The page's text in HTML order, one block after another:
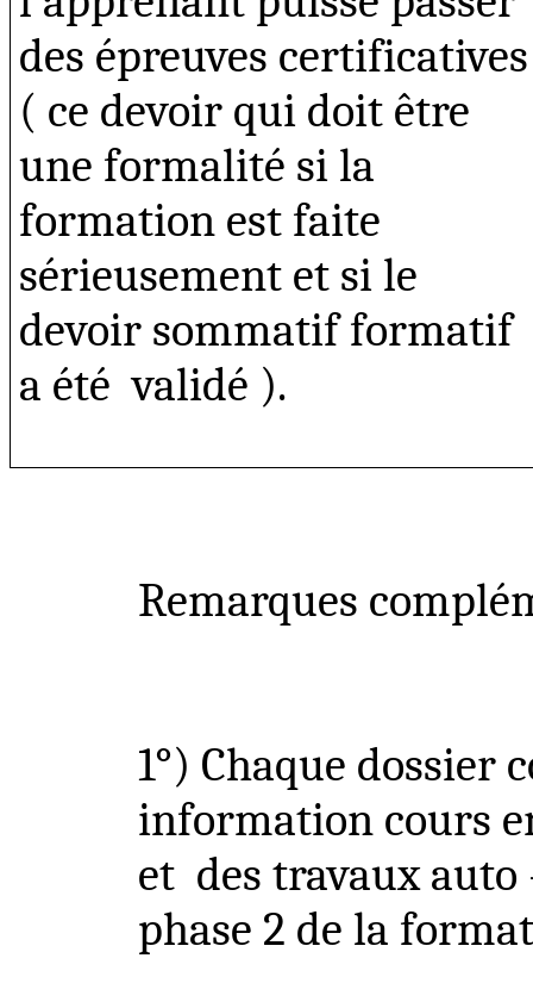
des épreuves certificatives
( ce devoir qui doit être
une formalité si la
formation est faite
sérieusement et si le
devoir sommatif formatif
a été validé ).
Remarques
1°) Chaque dossier
information cours
et des travaux
phase 2 de la